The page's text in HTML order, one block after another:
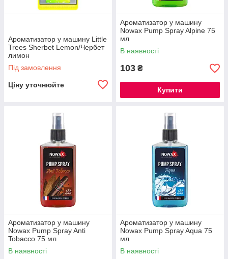
Ароматизатор у машину Little
Trees Sherbet Lemon/Чербет
лимон
Під замовлення
Ціну уточнюйте
Ароматизатор у машину
Nowax Pump Spray Alpine 75
мл
В наявності
103 ₴
Купити
Ароматизатор у машину
Nowax Pump Spray Anti
Tobacco 75 мл
В наявності
Ароматизатор у машину
Nowax Pump Spray Aqua 75
мл
В наявності